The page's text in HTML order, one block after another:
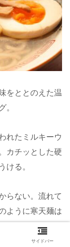
をととのえた温
。
れたミルキーウ
カチッとした硬
ける。
らない。流れて
ように寒天麺は
んじられる。そ
いノーブルがあ
サイドバー